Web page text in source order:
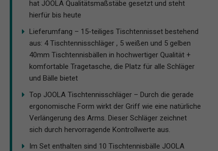
hat JOOLA Qualitätsmaßstäbe gesetzt und steht
hierfür bis heute
Lieferumfang – 15-teiliges Tischtennisset bestehend
aus: 4 Tischtennisschläger , 5 weißen und 5 gelben
40mm Tischtennisbällen in hochwertiger Qualität +
komfortable Tragetasche, die Platz für alle Schläger
und Bälle bietet
Top JOOLA Tischtennisschläger – Durch die gerade
ergonomische Form wirkt der Griff wie eine natürliche
Verlängerung des Arms. Dieser Schläger zeichnet
sich durch hervorragende Kontrollwerte aus.
Im Set enthalten sind 10 Tischtennisbälle JOOLA